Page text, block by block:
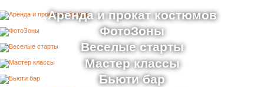
Аренда и прокат костюмов
ФотоЗоны
Веселые старты
Мастер классы
Бьюти бар